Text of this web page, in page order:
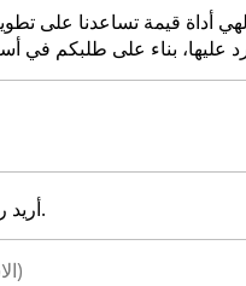
أداة قيمة تساعدنا على
أريد ردًا على رأيي.